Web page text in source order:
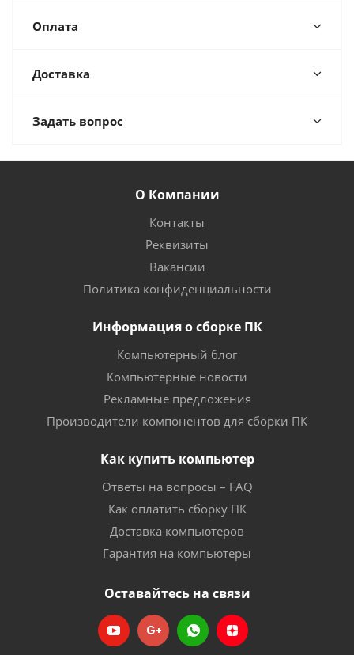
Оплата
Доставка
Задать вопрос
О Компании
Контакты
Реквизиты
Вакансии
Политика конфиденциальности
Информация о сборке ПК
Компьютерный блог
Компьютерные новости
Рекламные предложения
Производители компонентов для сборки ПК
Как купить компьютер
Ответы на вопросы – FAQ
Как оплатить сборку ПК
Доставка компьютеров
Гарантия на компьютеры
Оставайтесь на связи